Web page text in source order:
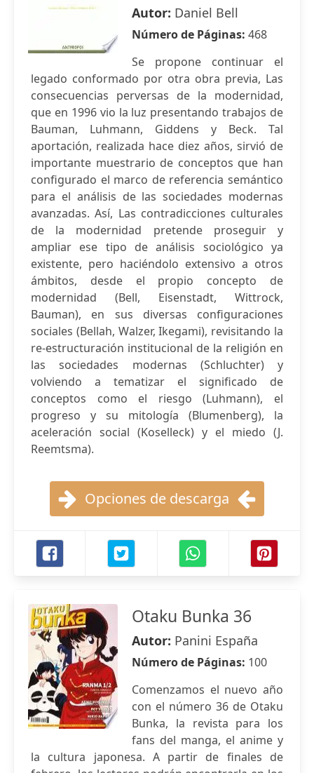
Autor: Daniel Bell
Número de Páginas: 468
Se propone continuar el
legado conformado por otra obra previa, Las
consecuencias perversas de la modernidad,
que en 1996 vio la luz presentando trabajos de
Bauman, Luhmann, Giddens y Beck. Tal
aportación, realizada hace diez años, sirvió de
importante muestrario de conceptos que han
configurado el marco de referencia semántico
para el análisis de las sociedades modernas
avanzadas. Así, Las contradicciones culturales
de la modernidad pretende proseguir y
ampliar ese tipo de análisis sociológico ya
existente, pero haciéndolo extensivo a otros
ámbitos, desde el propio concepto de
modernidad (Bell, Eisenstadt, Wittrock,
Bauman), en sus diversas configuraciones
sociales (Bellah, Walzer, Ikegami), revisitando la
re-estructuración institucional de la religión en
las sociedades modernas (Schluchter) y
volviendo a tematizar el significado de
conceptos como el riesgo (Luhmann), el
progreso y su mitología (Blumenberg), la
aceleración social (Koselleck) y el miedo (J.
Reemtsma).
Opciones de descarga
Otaku Bunka 36
Autor: Panini España
Número de Páginas: 100
Comenzamos el nuevo año
con el número 36 de Otaku
Bunka, la revista para los
fans del manga, el anime y
la cultura japonesa. A partir de finales de